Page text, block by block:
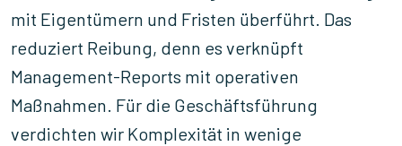
mit Eigentümern und Fristen überführt. Das
reduziert Reibung, denn es verknüpft
Management-Reports mit operativen
Maßnahmen. Für die Geschäftsführung
verdichten wir Komplexität in wenige